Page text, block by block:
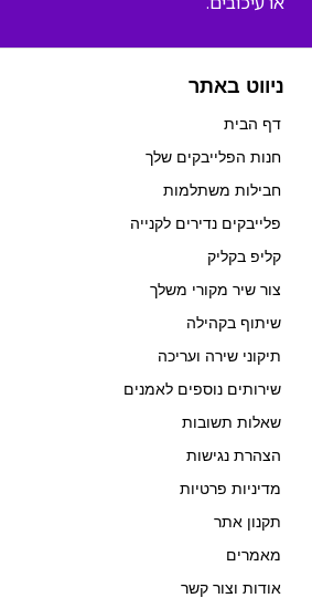
ניווט באתר
דף הבית
חנות הפלייבקים שלך
חבילות משתלמות
פלייבקים נדירים לקנייה
קליפ בקליק
צור שיר מקורי משלך
שיתוף בקהילה
תיקוני שירה ועריכה
שירותים נוספים לאמנים
שאלות תשובות
הצהרת נגישות
מדיניות פרטיות
תקנון אתר
מאמרים
אודות וצור קשר